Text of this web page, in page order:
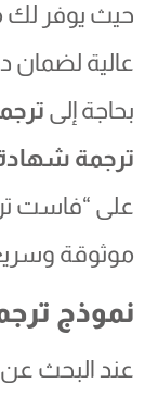
حيث يوفر لك
عالية لضمان
بحاجة إلى
ترجمة شهادة
على “فاست
موثوقة
نموذج
عند البحث عن